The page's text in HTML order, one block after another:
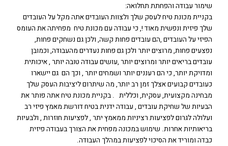
שימור עבודה והפחתת תחלואה:
בקניית מכונת טיח לעסק שלך ולצוות העובדים אתה מקל על העובדים
שלך פיזית ונפשית מאוד !, כי עבודה עם מכונת טיח מפחיתה את העומס
הפיזי על העובדים ,הם עובדים פחות קשה, ולכן גם נשחקים פחות,
נפצעים פחות, מרוצים יותר ולכן גם פחות נעדרים מהעבודה, וכמובן
עובדים בריאים יותר ומרוצים יותר ,עושים עבודה טובה יותר , איכותית
ומדויקת יותר, כי הם רעננים יותר ושמחים יותר , וכך הם גם יישארו
כעובדים קבועים אצלך זמן רב יותר, מה שיתרום ליציבות העסק שלך
מבחינה מקצועית, עסקית, וכללית . בקניית מכונת טיח אתה פותר את
הבעיות של שחיקת עובדים , עבודה ידנית בטיח דורשת מאמץ פיזי רב
ועלולה לגרום לפציעות רציניות ממאמץ יתר , לפציעות חוזרות , ולבעיות
בריאותיות אחרות. שימוש במכונה מפחית את הצורך בעבודה פיזית
כבדה ומוריד את הסיכוי לפציעות במהלך העבודה.